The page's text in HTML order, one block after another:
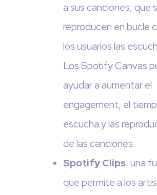
a sus canciones, que
reproducen en bucle
los usuarios las
Los Spotify Canvas
ayudar a aumentar el
engagement, el
escucha y las
de las canciones.
Spotify Clips: una
que permite a los